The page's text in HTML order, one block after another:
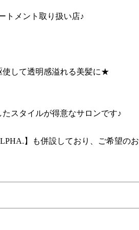
トメント取り扱い店♪
使して透明感溢れる美髪に★
スタイルが得意なサロンです♪
】も併設しており、ご希望のお